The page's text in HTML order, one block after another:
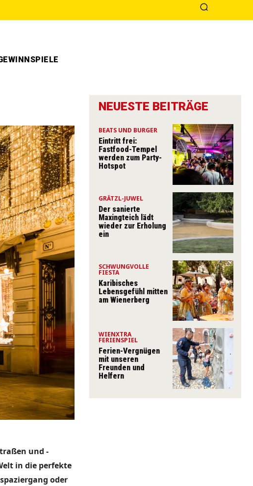
und -
in die perfekte
oder
NEUESTE BEITRÄGE
BEATS UND BURGER
Eintritt frei:
Fastfood-Tempel
werden zum Party-
Hotspot
GRÄTZL-JUWEL
Der sanierte
Maxingteich lädt
wieder zur Erholung
ein
SCHWUNGVOLLE
FIESTA
Karibisches
Lebensgefühl mitten
am Wienerberg
WIENXTRA
FERIENSPIEL
Ferien-Vergnügen
mit unseren
Freunden und
Helfern